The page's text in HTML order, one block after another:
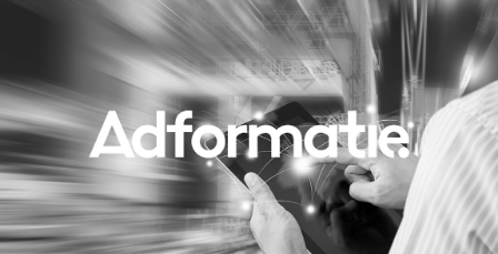
Menu
Home
9 sept: GenAI-training
12 nov: MarketingLive!